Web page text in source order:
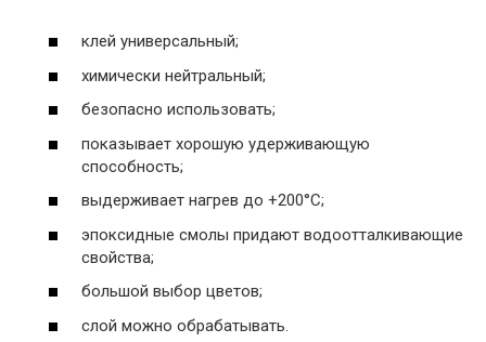
клей универсальный;
химически нейтральный;
безопасно использовать;
показывает хорошую удерживающую
способность;
выдерживает нагрев до +200°С;
эпоксидные смолы придают водоотталкивающие
свойства;
большой выбор цветов;
слой можно обрабатывать.